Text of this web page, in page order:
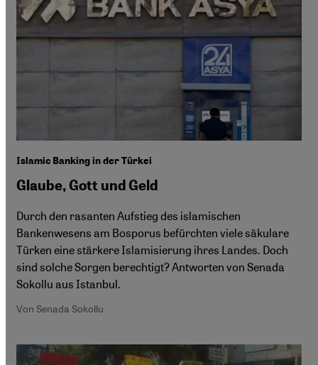
Islamic Banking in der Türkei
Glaube, Gott und Geld
Durch den rasanten Aufstieg des islamischen
Bankenwesens am Bosporus befürchten viele säkulare
Türken eine stärkere Islamisierung ihres Landes. Doch
sind solche Sorgen berechtigt? Antworten von Senada
Sokollu aus Istanbul.
Von Senada Sokollu